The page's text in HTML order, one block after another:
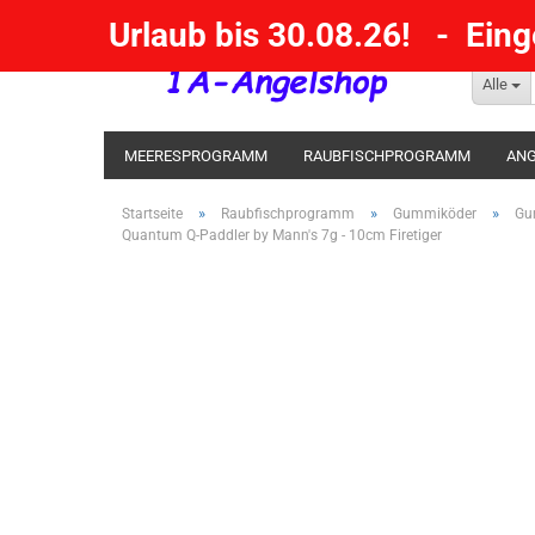
Alle
Urlaub bis 30.08.26! -
MEERESPROGRAMM RAUBFISCHPROGRAMM
KESCHER / SENKE / GAFF POSEN SBIRULINOS
Startseite » Raubfischprogramm » Gummiköder »
Quantum Q-Paddler by Mann's 7g - 10cm Firetiger